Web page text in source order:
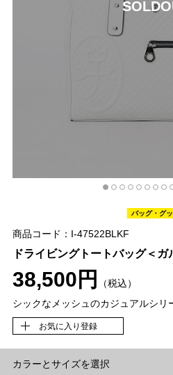
バッグ・グ
商品コード：I-47522BLKF
ドライビングトートバッグ＜ガ
38,500円
（税込）
シックなメッシュのカジュアルシリ
お気に入り登録
カラーとサイズを選択